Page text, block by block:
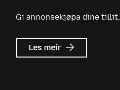
Gi annonsekjøpa dine tillit.
Les meir om
Mozilla